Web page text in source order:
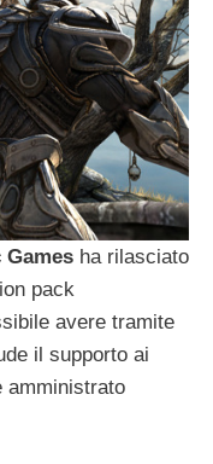
Games ha rilasciato
pack
avere tramite
il supporto ai
amministrato